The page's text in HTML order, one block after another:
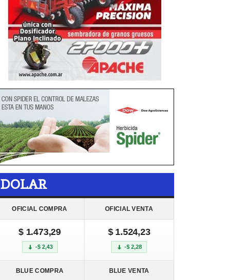
DOLAR
OFICIAL COMPRA OFICIAL VENTA
$ 1.473,29
-$ 2,43
$ 1.524,23
-$ 2,28
BLUE COMPRA BLUE VENTA